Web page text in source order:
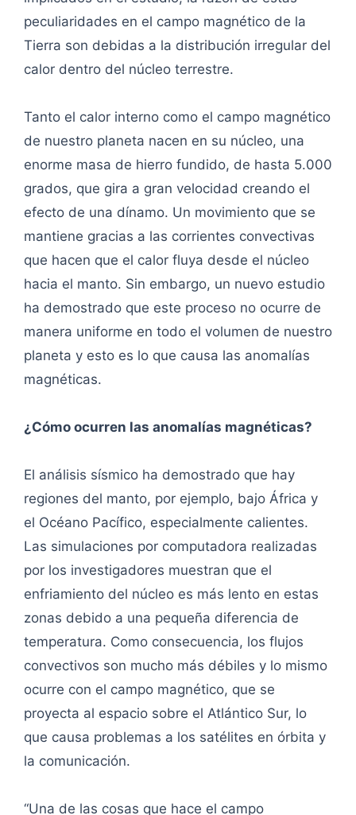
peculiaridades en el campo magnético de la
Tierra son debidas a la distribución irregular del
calor dentro del núcleo terrestre.
Tanto el calor interno como el campo magnético
de nuestro planeta nacen en su núcleo, una
enorme masa de hierro fundido, de hasta 5.000
grados, que gira a gran velocidad creando el
efecto de una dínamo. Un movimiento que se
mantiene gracias a las corrientes convectivas
que hacen que el calor fluya desde el núcleo
hacia el manto. Sin embargo, un nuevo estudio
ha demostrado que este proceso no ocurre de
manera uniforme en todo el volumen de nuestro
planeta y esto es lo que causa las anomalías
magnéticas.
¿Cómo ocurren las anomalías magnéticas?
El análisis sísmico ha demostrado que hay
regiones del manto, por ejemplo, bajo África y
el Océano Pacífico, especialmente calientes.
Las simulaciones por computadora realizadas
por los investigadores muestran que el
enfriamiento del núcleo es más lento en estas
zonas debido a una pequeña diferencia de
temperatura. Como consecuencia, los flujos
convectivos son mucho más débiles y lo mismo
ocurre con el campo magnético, que se
proyecta al espacio sobre el Atlántico Sur, lo
que causa problemas a los satélites en órbita y
la comunicación.
“Una de las cosas que hace el campo